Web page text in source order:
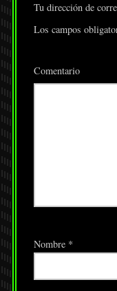
Tu dirección de
Los campos
Comentario
Nombre *